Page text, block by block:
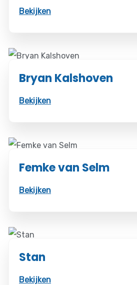
Bekijken
Bryan Kalshoven
Bekijken
Femke van Selm
Bekijken
Stan
Bekijken